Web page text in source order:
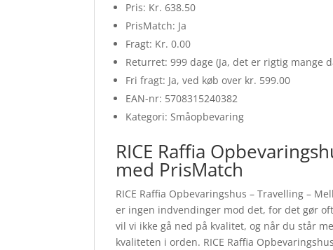
Pris: Kr. 638.50
PrisMatch: Ja
Fragt: Kr. 0.00
Returret: 999 dage (Ja, det er rigtig mange
Fri fragt: Ja, ved køb over kr. 599.00
EAN-nr: 5708315240382
Kategori: Småopbevaring
RICE Raffia
med PrisMatch
RICE Raffia Opbevaringshus – Travelling –
er ingen indvendinger mod det, for det gør
vil vi ikke gå ned på kvalitet, og når du står
kvaliteten i orden. RICE Raffia